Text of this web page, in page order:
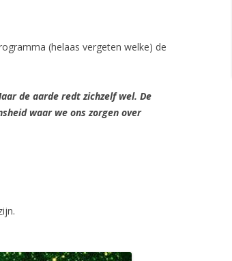
(helaas vergeten welke) de
de aarde redt zichzelf wel. De
waar we ons zorgen over